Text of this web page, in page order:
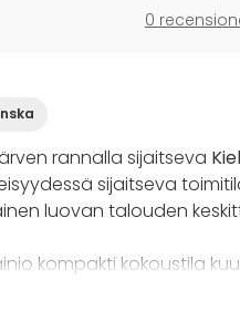
0
rannalla sijaitseva
sijaitseva
luovan talouden
kompakti kokoustila
tiimin palavereihin,
ja saatte ryhmätyöt